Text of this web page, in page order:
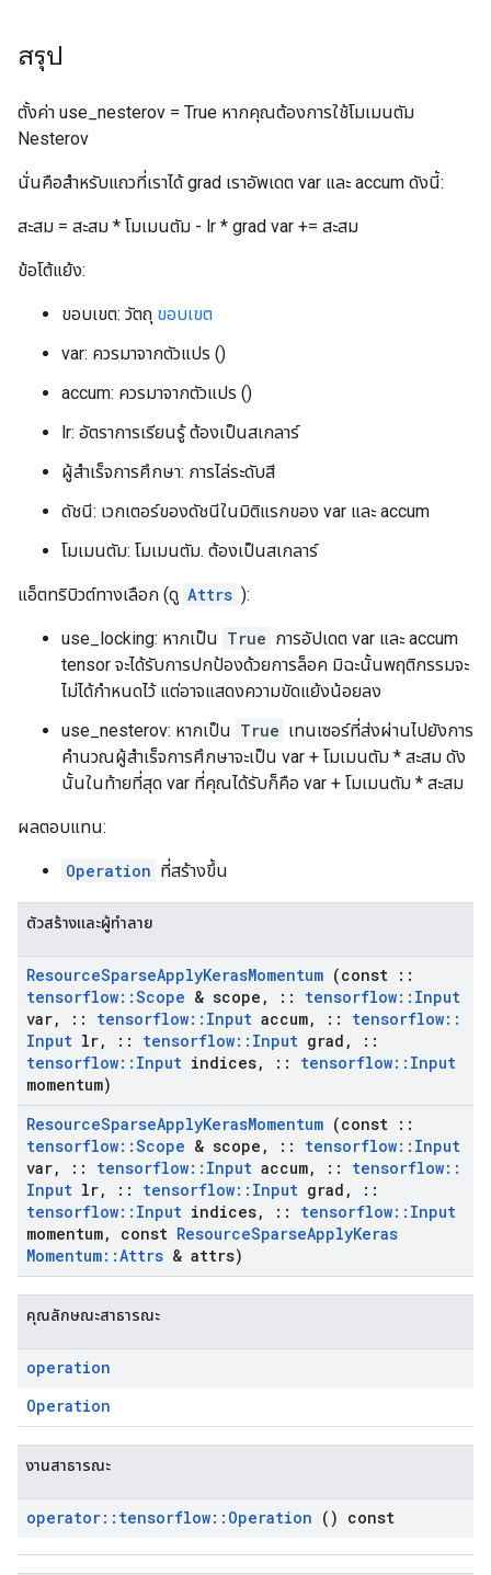
สรุป
ตั้งค่า use_nesterov = True หากคุณต้องการใช้โมเมนตัม
Nesterov
นั่นคือสำหรับแถวที่เราได้ grad เราอัพเดต var และ accum ดังนี้:
สะสม = สะสม * โมเมนตัม - lr * grad var += สะสม
ข้อโต้แย้ง:
ขอบเขต: วัตถุ ขอบเขต
var: ควรมาจากตัวแปร ()
accum: ควรมาจากตัวแปร ()
lr: อัตราการเรียนรู้ ต้องเป็นสเกลาร์
ผู้สำเร็จการศึกษา: การไล่ระดับสี
ดัชนี: เวกเตอร์ของดัชนีในมิติแรกของ var และ accum
โมเมนตัม: โมเมนตัม. ต้องเป็นสเกลาร์
แอ็ตทริบิวต์ทางเลือก (ดู Attrs ):
use_locking: หากเป็น True การอัปเดต var และ accum
tensor จะได้รับการปกป้องด้วยการล็อค มิฉะนั้นพฤติกรรมจะ
ไม่ได้กำหนดไว้ แต่อาจแสดงความขัดแย้งน้อยลง
use_nesterov: หากเป็น True เทนเซอร์ที่ส่งผ่านไปยังการ
คำนวณผู้สำเร็จการศึกษาจะเป็น var + โมเมนตัม * สะสม ดัง
นั้นในท้ายที่สุด var ที่คุณได้รับก็คือ var + โมเมนตัม * สะสม
ผลตอบแทน:
Operation ที่สร้างขึ้น
ตัวสร้างและผู้ทำลาย
ResourceSparseApplyKerasMomentum (const ::
tensorflow::Scope & scope , :: tensorflow:: Input
var, :: tensorflow:: Input accum, :: tensorflow::
Input lr, :: tensorflow:: Input grad ,
::
tensorflow:: Input indices, :: tensorflow:: Input
momentum)
ResourceSparseApplyKerasMomentum (const ::
tensorflow::Scope & scope , :: tensorflow:: Input
var, :: tensorflow:: Input accum, :: tensorflow::
Input lr, :: tensorflow:: Input grad ,
::
tensorflow:: Input indices, :: tensorflow:: Input
momentum, const ResourceSparseApplyKeras
Momentum::Attrs & attrs)
คุณลักษณะสาธารณะ
operation
Operation
งานสาธารณะ
operator:: tensorflow:: Operation () const